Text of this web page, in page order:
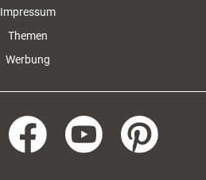
Impressum
Themen
Werbung